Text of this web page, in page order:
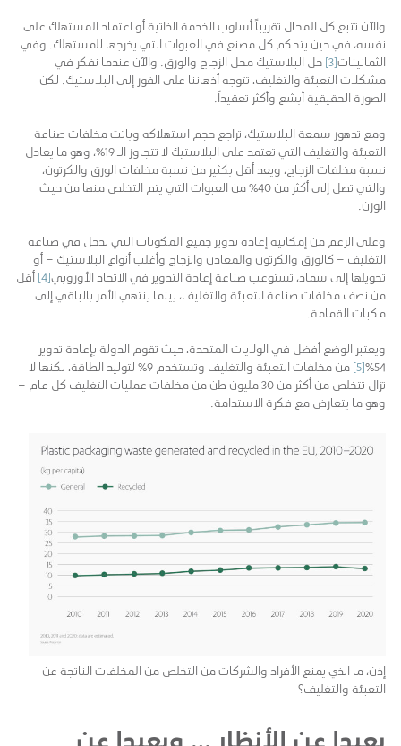
والآن تتبع كل المحال تقريباً أسلوب الخدمة الذاتية أو اعتماد المستهلك على
نفسه، في حين يتحكم كل مصنع في العبوات التي يخرجها للمستهلك. وفي
الثمانينات[3]
حل البلاستيك محل الزجاج والورق. والآن عندما نفكر في
مشكلات التعبئة والتغليف، تتوجه أذهاننا على الفور إلى البلاستيك. لكن
الصورة الحقيقية أبشع وأكثر تعقيداً.
ومع تدهور سمعة البلاستيك، تراجع حجم استهلاكه وباتت مخلفات صناعة
التعبئة والتغليف التي تعتمد على البلاستيك لا تتجاوز الـ 19%، وهو ما يعادل
نسبة مخلفات الزجاج، ويعد أقل بكثير من نسبة مخلفات الورق والكرتون،
والتي تصل إلى أكثر من 40٪ من العبوات التي يتم التخلص منها من حيث
الوزن.
وعلى الرغم من إمكانية إعادة تدوير جميع المكونات التي تدخل في صناعة
التغليف – كالورق والكرتون والمعادن والزجاج وأغلب أنواع البلاستيك – أو
تحويلها إلى سماد، تستوعب صناعة إعادة التدوير في الاتحاد الأوروبي[4]
أقل
من نصف مخلفات صناعة التعبئة والتغليف، بينما ينتهي الأمر بالباقي إلى
مكبات القمامة.
ويعتبر الوضع أفضل في الولايات المتحدة، حيث تقوم الدولة بإعادة تدوير
54٪ [5]
من مخلفات التعبئة والتغليف وتستخدم 9٪ لتوليد الطاقة، لكنها لا
تزال تتخلص من أكثر من 30 مليون طن من مخلفات عمليات التغليف كل عام –
وهو ما يتعارض مع فكرة الاستدامة.
إذن، ما الذي يمنع الأفراد والشركات من التخلص من المخلفات الناتجة عن
التعبئة والتغليف؟
بعيدا عن الأنظار … وبعيدا عن